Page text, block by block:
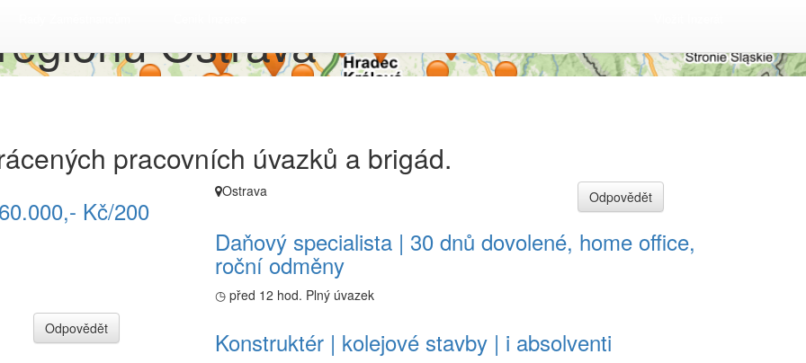
Ostrava
pracovních úvazků a brigád.
Kč/200
Ostrava Odpovědět
Daňový specialista | 30 dnů dovolené, home office,
roční odměny
◷ před 12 hod. Plný úvazek
Odpovědět Konstruktér | kolejové stavby | i absolventi